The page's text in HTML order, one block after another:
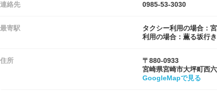
連絡先 0985-53-3030
最寄駅
タクシー利用の場合：
利用の場合：薫る坂行
住所
〒880-0933
宮崎県宮崎市大坪町西
GoogleMapで見る